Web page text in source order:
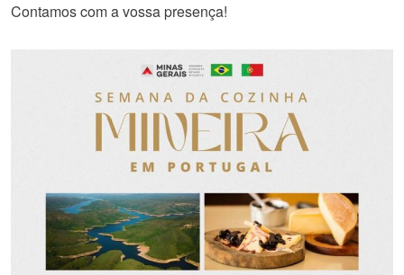
Contamos com a vossa presença!